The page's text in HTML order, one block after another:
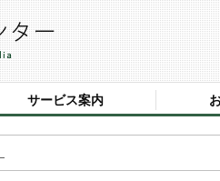
サービス案内